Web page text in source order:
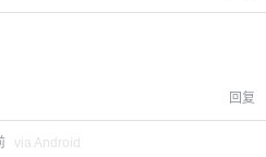
回复
via Android